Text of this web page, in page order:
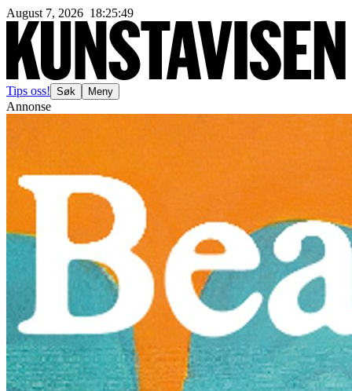
August 7, 2026 18:25:51
Tips oss! Søk Meny
Annonse